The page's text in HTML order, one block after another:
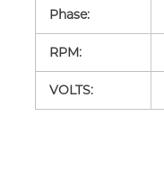
Phase:
RPM:
VOLTS: